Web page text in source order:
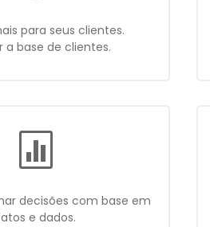
para seus clientes.
a base de clientes.

decisões com base em
e dados.